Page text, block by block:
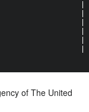
of The United